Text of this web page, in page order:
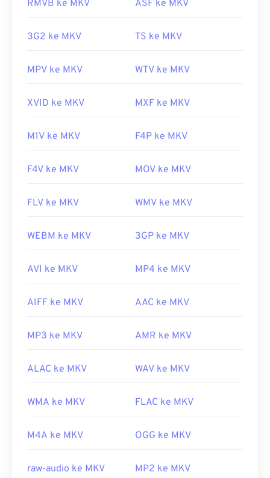
melakukannya, unduh
Combined Community
Ninite .
Rilis awal:2002
Tautan yang berguna:
https://www.matroska.org/
RMVB ke MKV ASF ke MKV
3G2 ke MKV TS ke MKV
MPV ke MKV WTV ke MKV
XVID ke MKV MXF ke MKV
M1V ke MKV F4P ke MKV
F4V ke MKV MOV ke MKV
FLV ke MKV WMV ke MKV
WEBM ke MKV 3GP ke MKV
AVI ke MKV MP4 ke MKV
AIFF ke MKV AAC ke MKV
MP3 ke MKV AMR ke MKV
ALAC ke MKV WAV ke MKV
WMA ke MKV FLAC ke MKV
M4A ke MKV OGG ke MKV
raw-audio ke MKV MP2 ke MKV